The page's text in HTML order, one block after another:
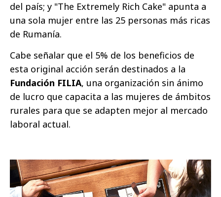
del país; y "The Extremely Rich Cake" apunta a
una sola mujer entre las 25 personas más ricas
de Rumanía.
Cabe señalar que el 5% de los beneficios de
esta original acción serán destinados a la
Fundación FILIA, una organización sin ánimo
de lucro que capacita a las mujeres de ámbitos
rurales para que se adapten mejor al mercado
laboral actual.